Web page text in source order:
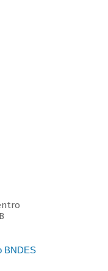
BNDES